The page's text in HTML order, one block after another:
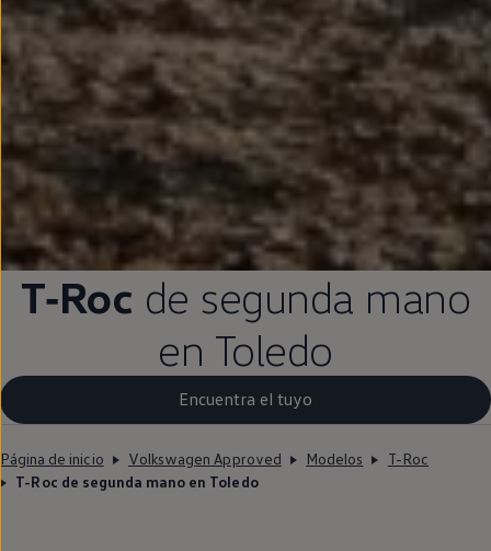
T‑Roc de segunda mano
en Toledo
Encuentra el tuyo
Página de inicio Volkswagen Approved Modelos
T-Roc
T-Roc de segunda mano en Toledo